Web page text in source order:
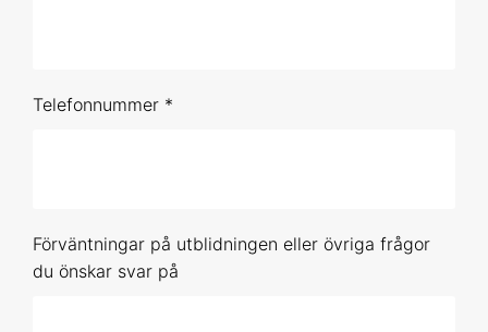
26-27 jan 2027 Online
Telefonnummer *
Förväntningar på utblidningen eller övriga frågor
du önskar svar på